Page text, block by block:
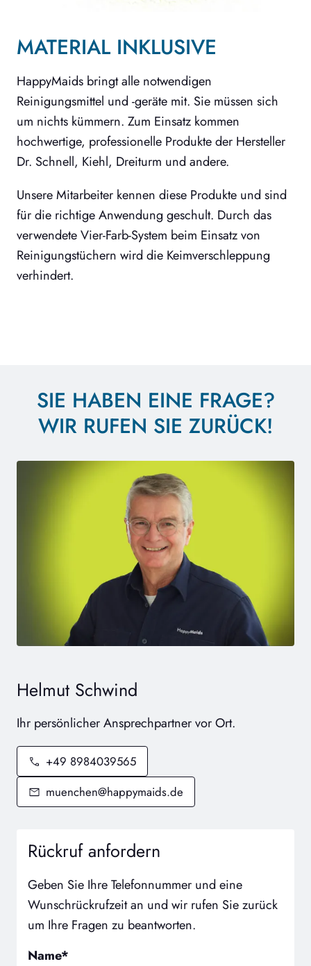
MATERIAL INKLUSIVE
HappyMaids bringt alle notwendigen
Reinigungsmittel und -geräte mit. Sie müssen sich
um nichts kümmern. Zum Einsatz kommen
hochwertige, professionelle Produkte der Hersteller
Dr. Schnell, Kiehl, Dreiturm und andere.
Unsere Mitarbeiter kennen diese Produkte und sind
für die richtige Anwendung geschult. Durch das
verwendete Vier-Farb-System beim Einsatz von
Reinigungstüchern wird die Keimverschleppung
verhindert.
SIE HABEN EINE FRAGE?
WIR RUFEN SIE ZURÜCK!
Helmut Schwind
Ihr persönlicher Ansprechpartner vor Ort.
+49 8984039565
muenchen@happymaids.de
Rückruf anfordern
Geben Sie Ihre Telefonnummer und eine
Wunschrückrufzeit an und wir rufen Sie zurück
um Ihre Fragen zu beantworten.
Name*